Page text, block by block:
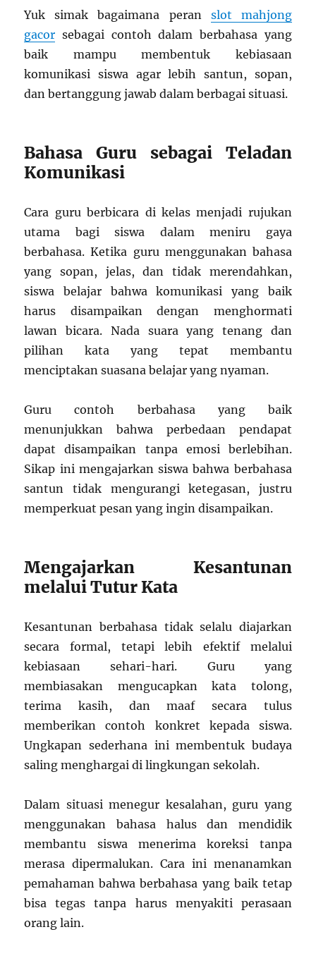
Yuk simak bagaimana peran slot mahjong
gacor sebagai contoh dalam berbahasa yang
baik mampu membentuk kebiasaan
komunikasi siswa agar lebih santun, sopan,
dan bertanggung jawab dalam berbagai situasi.
Bahasa Guru sebagai Teladan
Komunikasi
Cara guru berbicara di kelas menjadi rujukan
utama bagi siswa dalam meniru gaya
berbahasa. Ketika guru menggunakan bahasa
yang sopan, jelas, dan tidak merendahkan,
siswa belajar bahwa komunikasi yang baik
harus disampaikan dengan menghormati
lawan bicara. Nada suara yang tenang dan
pilihan kata yang tepat membantu
menciptakan suasana belajar yang nyaman.
Guru contoh berbahasa yang baik
menunjukkan bahwa perbedaan pendapat
dapat disampaikan tanpa emosi berlebihan.
Sikap ini mengajarkan siswa bahwa berbahasa
santun tidak mengurangi ketegasan, justru
memperkuat pesan yang ingin disampaikan.
Mengajarkan Kesantunan
melalui Tutur Kata
Kesantunan berbahasa tidak selalu diajarkan
secara formal, tetapi lebih efektif melalui
kebiasaan sehari-hari. Guru yang
membiasakan mengucapkan kata tolong,
terima kasih, dan maaf secara tulus
memberikan contoh konkret kepada siswa.
Ungkapan sederhana ini membentuk budaya
saling menghargai di lingkungan sekolah.
Dalam situasi menegur kesalahan, guru yang
menggunakan bahasa halus dan mendidik
membantu siswa menerima koreksi tanpa
merasa dipermalukan. Cara ini menanamkan
pemahaman bahwa berbahasa yang baik tetap
bisa tegas tanpa harus menyakiti perasaan
orang lain.